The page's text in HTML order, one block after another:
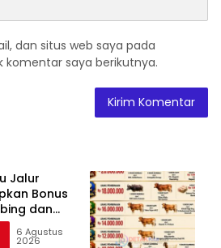
dan situs web saya pada
komentar saya berikutnya.
Jalur
Bonus
dan
6 Agustus
2026